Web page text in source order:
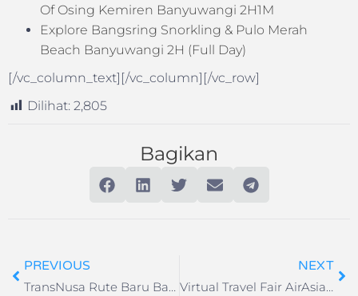
Of Osing Kemiren Banyuwangi 2H1M
Explore Bangsring Snorkling & Pulo Merah
Beach Banyuwangi 2H (Full Day)
[/vc_column_text][/vc_column][/vc_row]
Dilihat: 2,805
Bagikan
PREVIOUS
TransNusa Rute Baru Bandung Gratis Bagasi 15kg
NEXT
Virtual Travel Fair AirAsia Februari 2020